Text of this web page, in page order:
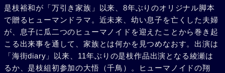
是枝裕和が「万引き家族」以来、8年ぶりのオリジナル脚本
で贈るヒューマンドラマ。近未来、幼い息子を亡くした夫婦
が、息子に瓜二つのヒューマノイドを迎えたことから巻き起
こる出来事を通して、家族とは何かを見つめなおす。出演は
「海街diary」以来、11年ぶりの是枝作品出演となる綾瀬は
るか、是枝組初参加の大悟（千鳥）。ヒューマノイドの翔